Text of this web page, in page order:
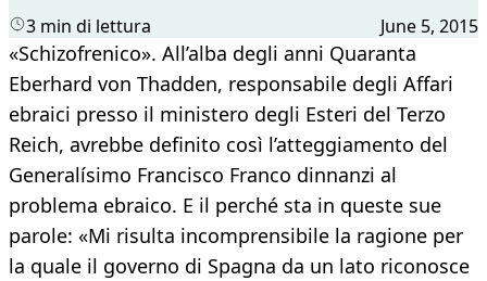
3 min di lettura June 5, 2015
«Schizofrenico». All’alba degli anni Quaranta
Eberhard von Thadden, responsabile degli Affari
ebraici presso il ministero degli Esteri del Terzo
Reich, avrebbe definito così l’atteggiamento del
Generalísimo Francisco Franco dinnanzi al
problema ebraico. E il perché sta in queste sue
parole: «Mi risulta incomprensibile la ragione per
la quale il governo di Spagna da un lato riconosce